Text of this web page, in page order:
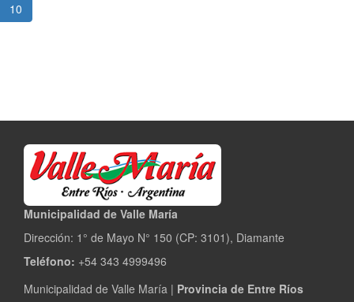
10
Municipalidad de Valle María
Dirección: 1° de Mayo N° 150 (CP: 3101), Diamante
Teléfono: +54 343 4999496
Municipalidad de Valle María | Provincia de Entre Ríos